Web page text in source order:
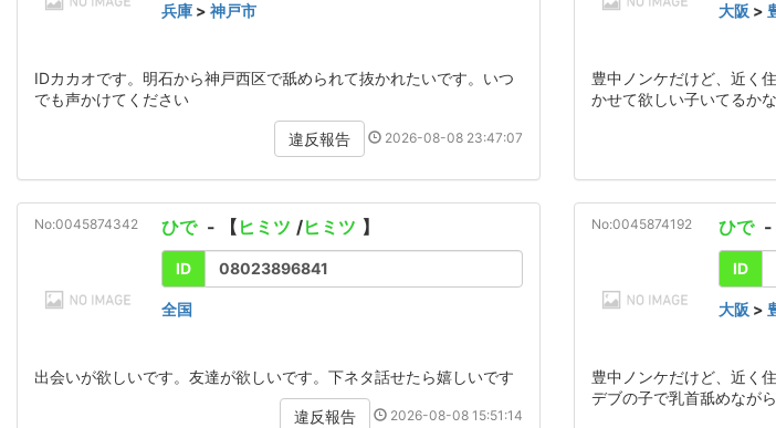
兵庫 > 神戸市
IDカカオです。明石から神戸西区で舐められて抜かれたいです。いつ
でも声かけてください
違反報告 2026-08-08 23:47:07
大阪 >
豊中ノンケだけど、近く
かせて欲しい子いてるか
No:0045874342 ひで - 【 ヒミツ /ヒミツ 】
ID 08023896841
全国
出会いが欲しいです。友達が欲しいです。下ネタ話せたら嬉しいです
違反報告 2026-08-08 15:51:14
No:0045874192 ひで -
ID
大阪 >
豊中ノンケだけど、近く
デブの子で乳首舐めなが